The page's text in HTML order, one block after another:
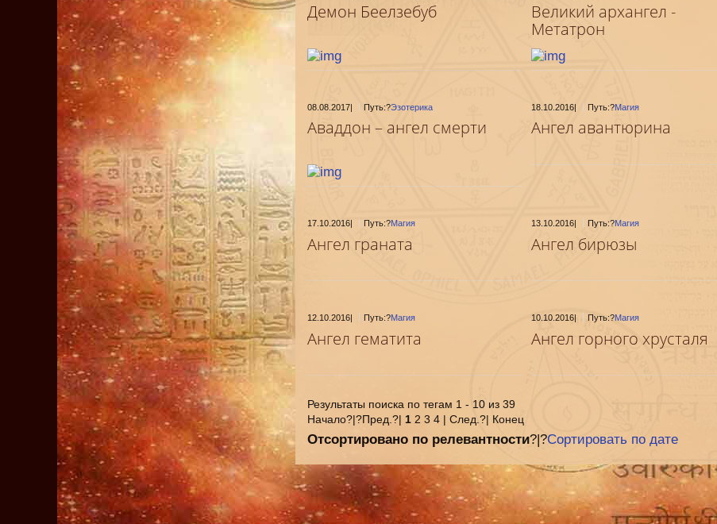
Демон Беелзебуб
Великий архангел -
Метатрон
08.08.2017| Путь:?Эзотерика
Аваддон – ангел смерти
18.10.2016| Путь:?Магия
Ангел авантюрина
17.10.2016 Путь:?Магия
Ангел граната
13.10.2016 Путь:?Магия
Ангел бирюзы
12.10.2016 Путь:?Магия
Ангел гематита
10.10.2016 Путь:?Магия
Ангел горного хрусталя
Результаты поиска по тегам 1 - 10 из 39
Начало?|?Пред.?| 1 2 3 4 | След.?| Конец
Отсортировано по релевантности?|?Сортировать по дате